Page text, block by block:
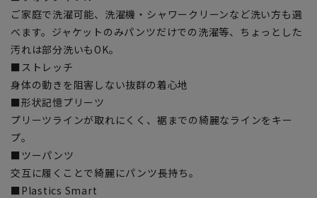
ご家庭で洗濯可能、洗濯機・シャワークリーンなど洗い方も選
べます。ジャケットのみパンツだけでの洗濯等、ちょっとした
汚れは部分洗いもOK。
■ストレッチ
身体の動きを阻害しない抜群の着心地
■形状記憶プリーツ
プリーツラインが取れにくく、裾までの綺麗なラインをキー
プ。
■ツーパンツ
交互に履くことで綺麗にパンツ長持ち。
■Plastics Smart